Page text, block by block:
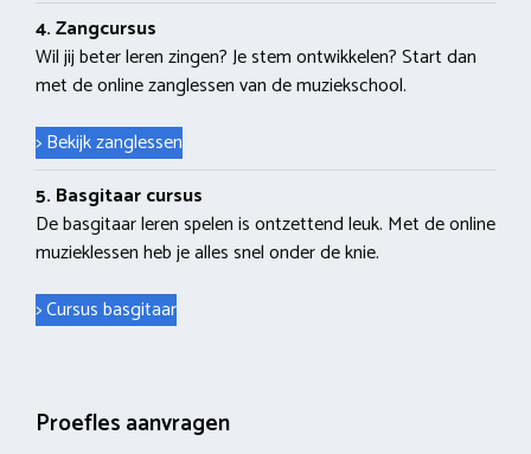
4. Zangcursus
Wil jij beter leren zingen? Je stem ontwikkelen? Start dan
met de online zanglessen van de muziekschool.
> Bekijk zanglessen
5. Basgitaar cursus
De basgitaar leren spelen is ontzettend leuk. Met de online
muzieklessen heb je alles snel onder de knie.
> Cursus basgitaar
Proefles aanvragen